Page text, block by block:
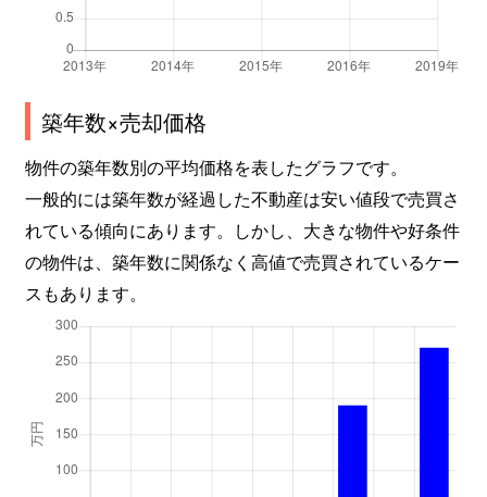
築年数×売却価格
物件の築年数別の平均価格を表したグラフです。
一般的には築年数が経過した不動産は安い値段で売買さ
れている傾向にあります。しかし、大きな物件や好条件
の物件は、築年数に関係なく高値で売買されているケー
スもあります。